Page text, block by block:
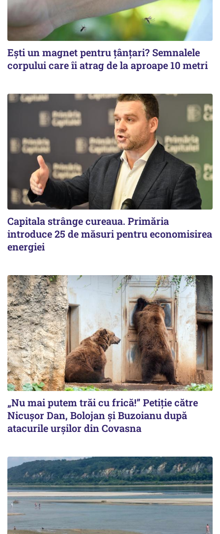
Ești un magnet pentru țânțari? Semnalele
corpului care îi atrag de la aproape 10 metri
Capitala strânge cureaua. Primăria
introduce 25 de măsuri pentru economisirea
energiei
„Nu mai putem trăi cu frică!” Petiție către
Nicușor Dan, Bolojan și Buzoianu după
atacurile urșilor din Covasna